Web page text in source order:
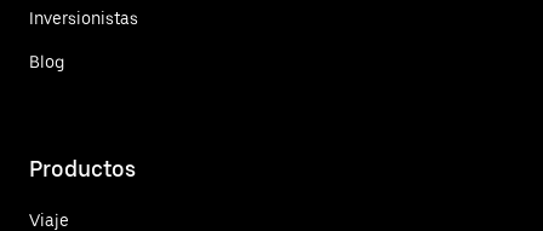
Inversionistas
Blog
Productos
Viaje